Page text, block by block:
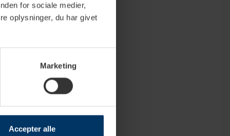
for sociale medier,
oplysninger, du har givet
Marketing
Accepter alle